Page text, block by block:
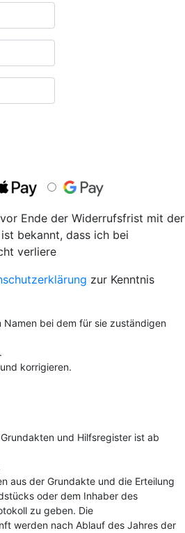
Ende der Widerrufsfrist mit der
bekannt, dass ich bei
verliere
zur Kenntnis
bei dem für sie zuständigen
korrigieren.
und Hilfsregister ist ab
aus der Grundakte und die Erteilung
oder dem Inhaber des
zu geben. Die
werden nach Ablauf des Jahres der